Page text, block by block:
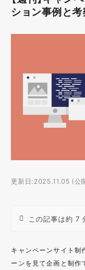
ション事例と
更新日:2025.11.05 (
この記事は約 7
キャンペーンサイト制
ーンを見て企画と制作